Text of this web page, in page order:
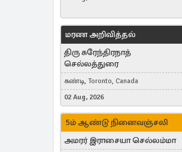
மரண அறிவித்தல்
திரு சுரேந்திரநாத்
செல்லத்துரை
கண்டி, Toronto, Canada
02 Aug, 2026
5ம் ஆண்டு நினைவஞ்சலி
அமரர் இராசையா செல்லம்மா